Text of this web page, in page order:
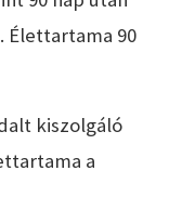
Élettartama 90
kiszolgáló
a